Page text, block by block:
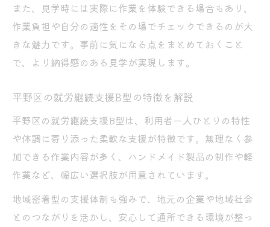
就労継続支援B型の作業現場体験で分かる魅
力
ハンドメイド作業が人気の理由と特徴
現場見学で感じる支援のきめ細やかさ
就労継続支援B型で広がる作業の可能性
就労継続支援B型選びに役立つ見学のポイント
就労継続支援B型見学で押さえるべき要素
平野区B型作業所見学の具体的なチェック項
目
スタッフや利用者との交流で見る支援体制
また、見学時には実際に作業を体験できる場合もあり、
作業負担や自分の適性をその場でチェックできるのが大
きな魅力です。事前に気になる点をまとめておくこと
で、より納得感のある見学が実現します。
平野区の就労継続支援B型の特徴を解説
平野区の就労継続支援B型は、利用者一人ひとりの特性
や体調に寄り添った柔軟な支援が特徴です。無理なく参
加できる作業内容が多く、ハンドメイド製品の制作や軽
作業など、幅広い選択肢が用意されています。
地域密着型の支援体制も強みで、地元の企業や地域社会
とのつながりを活かし、安心して通所できる環境が整っ